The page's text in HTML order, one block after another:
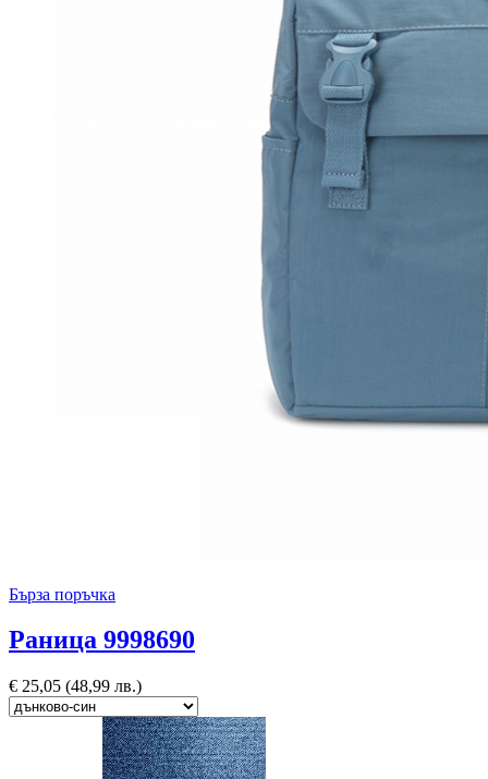
Бърза поръчка
Раница 9998690
€ 25,05 (48,99 лв.)